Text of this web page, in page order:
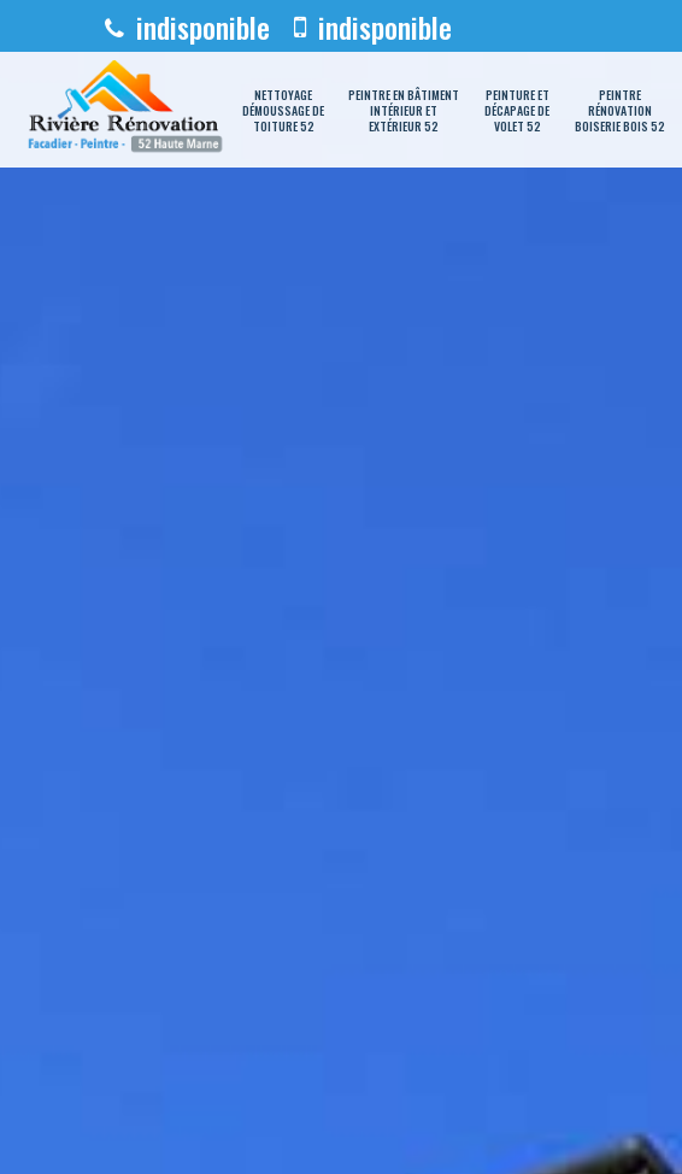
indisponible indisponible
NETTOYAGE
DÉMOUSSAGE DE
TOITURE 52
PEINTRE EN BÂTIMENT
INTÉRIEUR ET
EXTÉRIEUR 52
PEINTURE ET
DÉCAPAGE DE
VOLET 52
PEINTRE
RÉNOVATION
BOISERIE BOIS 52